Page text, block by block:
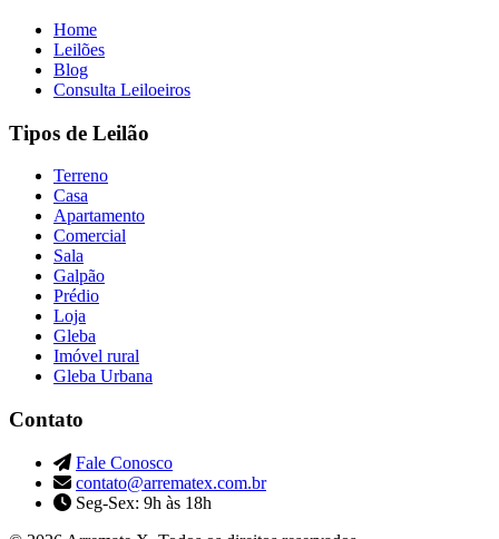
Home
Leilões
Blog
Consulta Leiloeiros
Tipos de Leilão
Terreno
Casa
Apartamento
Comercial
Sala
Galpão
Prédio
Loja
Gleba
Imóvel rural
Gleba Urbana
Contato
Fale Conosco
contato@arrematex.com.br
Seg-Sex: 9h às 18h